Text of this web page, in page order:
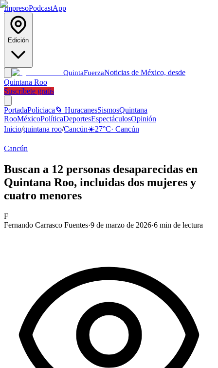
ImpresoPodcastApp
Edición
QuintaFuerzaNoticias de México, desde
Quintana Roo
Suscríbete gratis
PortadaPoliciaca 🌀 HuracanesSismosQuintana
RooMéxicoPolíticaDeportesEspectáculosOpinión
Inicio/quintana roo/Cancún☀️27°C· Cancún
Cancún
Buscan a 12 personas desaparecidas en
Quintana Roo, incluidas dos mujeres y
cuatro menores
F
Fernando Carrasco Fuentes·9 de marzo de 2026·6 min de lectura